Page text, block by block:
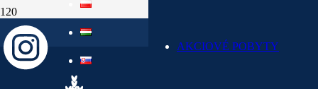
AKCIOVÉ POBYTY
DOKONALÝ RELAX
UPROSTŘED LESA